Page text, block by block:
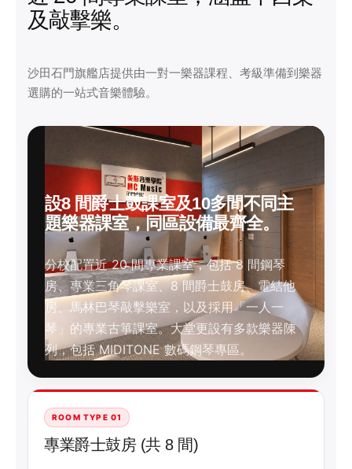
及敲擊樂。
沙田石門旗艦店提供由一對一樂器課程、考級準備到樂器
選購的一站式音樂體驗。
設8 間爵士鼓課室及10多間不同主
題樂器課室，同區設備最齊全。
分校配置近 20 間專業課室，包括 8 間鋼琴
房、專業三角琴課室、8 間爵士鼓房、電結他
房、馬林巴琴敲擊樂室，以及採用「一人一
琴」的專業古箏課室。大堂更設有多款樂器陳
列，包括 MIDITONE 數碼鋼琴專區。
ROOM TYPE 01
專業爵士鼓房 (共 8 間)